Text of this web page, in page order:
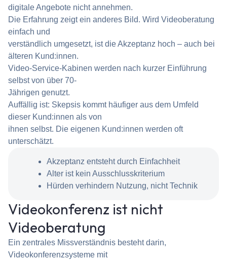
digitale Angebote nicht annehmen.
Die Erfahrung zeigt ein anderes Bild. Wird Videoberatung
einfach und
verständlich umgesetzt, ist die Akzeptanz hoch – auch bei
älteren Kund:innen.
Video-Service-Kabinen werden nach kurzer Einführung
selbst von über 70-
Jährigen genutzt.
Auffällig ist: Skepsis kommt häufiger aus dem Umfeld
dieser Kund:innen als von
ihnen selbst. Die eigenen Kund:innen werden oft
unterschätzt.
Akzeptanz entsteht durch Einfachheit
Alter ist kein Ausschlusskriterium
Hürden verhindern Nutzung, nicht Technik
Videokonferenz ist nicht
Videoberatung
Ein zentrales Missverständnis besteht darin,
Videokonferenzsysteme mit